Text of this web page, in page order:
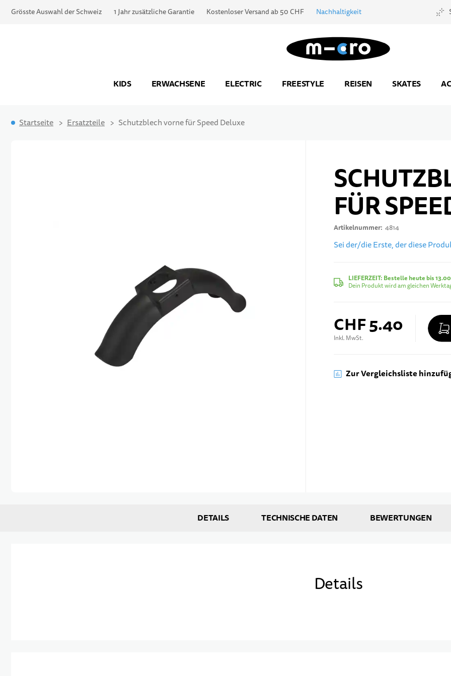
Grösste Auswahl der Schweiz 1 Jahr zusätzliche Garantie Kostenloser Versand ab 50 CHF Nachhaltigkeit
Zur Startseite
KIDS ERWACHSENE ELECTRIC FREESTYLE REISEN SKATES
Startseite Ersatzteile Schutzblech vorne für Speed Deluxe
FÜR
Artikelnummer 4814
Sei der/die Erste, der diese
LIEFERZEIT: Bestelle heute bis
Dein Produkt wird am gleichen
CHF 5.40
Inkl. MwSt.
Zur Vergleichsliste
DETAILS TECHNISCHE DATEN BEWERTUNGEN
Details